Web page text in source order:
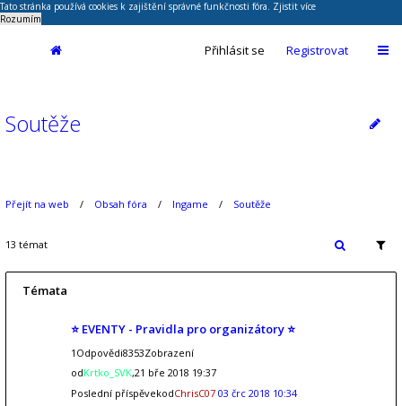
Tato stránka používá cookies k zajištění správné funkčnosti fóra. Zjistit více
Rozumím
Přihlásit se Registrovat
Soutěže
Přejít na web Obsah fóra Ingame Soutěže
13 témat
Témata
⭐ EVENTY - Pravidla pro organizátory ⭐
1Odpovědi8353Zobrazení
odKrtko_SVK,21 bře 2018 19:37
Poslední příspěvekodChrisC07 03 črc 2018 10:34